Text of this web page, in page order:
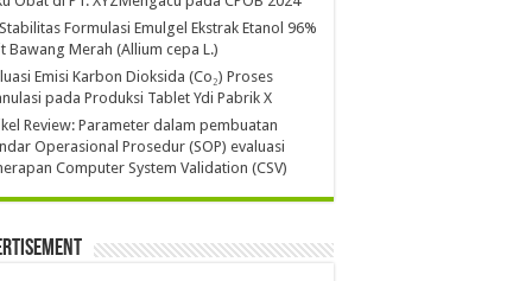
Formulasi Emulgel Ekstrak Etanol 96%
Bawang Merah (Allium cepa L.)
Emisi Karbon Dioksida (Co₂) Proses
pada Produksi Tablet Ydi Pabrik X
Review: Parameter dalam pembuatan
Operasional Prosedur (SOP) evaluasi
Computer System Validation (CSV)